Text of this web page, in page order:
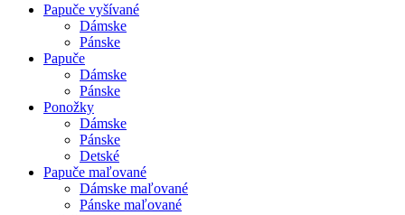
Papuče vyšívané
Dámske
Pánske
Papuče
Dámske
Pánske
Ponožky
Dámske
Pánske
Detské
Papuče maľované
Dámske maľované
Pánske maľované